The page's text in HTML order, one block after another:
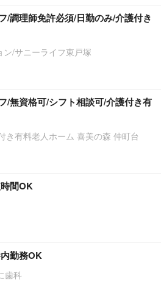
/調理師免許必須/日勤のみ/介護付き
/サニーライフ東戸塚
/無資格可/シフト相談可/介護付き有
き有料老人ホーム 喜美の森 仲町台
間OK
勤務OK
歯科